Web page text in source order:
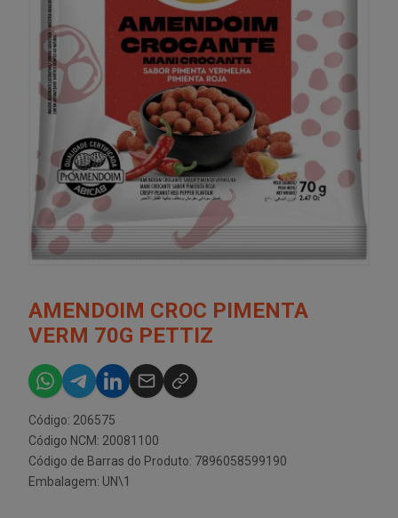
AMENDOIM CROC PIMENTA
VERM 70G PETTIZ
Código: 206575
Código NCM: 20081100
Código de Barras do Produto: 7896058599190
Embalagem: UN\1